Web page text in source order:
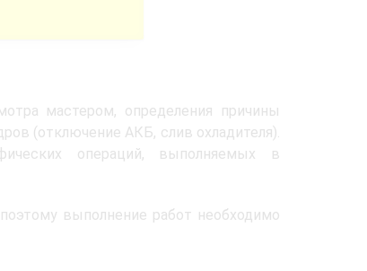
мастером, определения причины
(отключение АКБ, слив охладителя).
операций, выполняемых в
выполнение работ необходимо